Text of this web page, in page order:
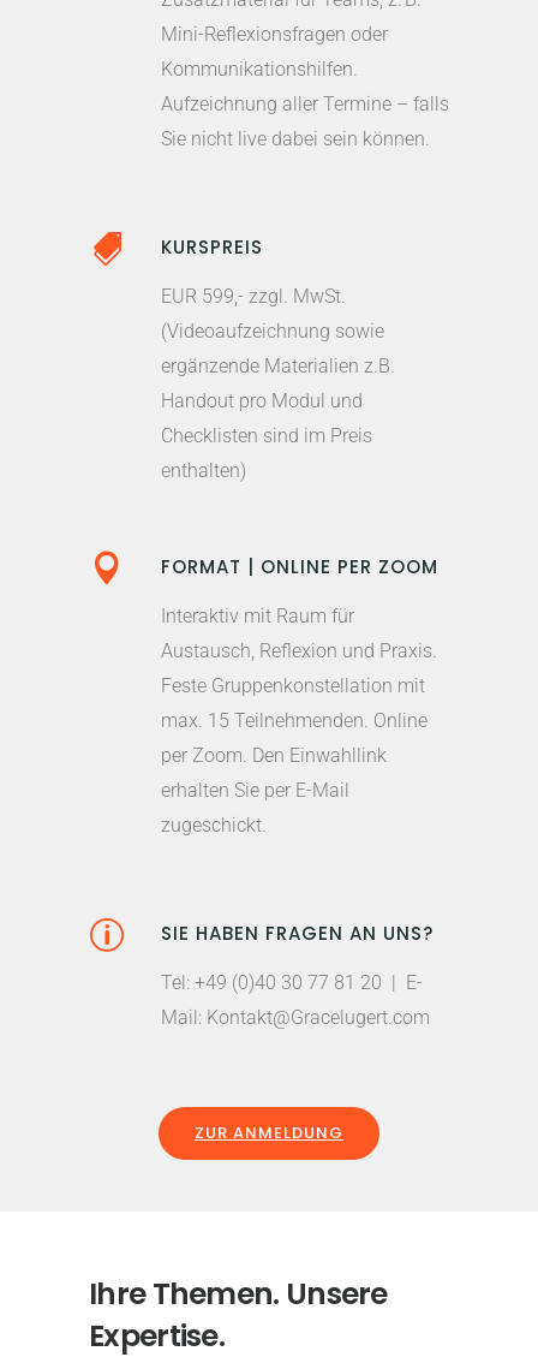
Mini-Reflexionsfragen oder
Kommunikationshilfen.
Aufzeichnung aller Termine – falls
Sie nicht live dabei sein können.
KURSPREIS
EUR 599,- zzgl. MwSt.
(Videoaufzeichnung sowie
ergänzende Materialien z.B.
Handout pro Modul und
Checklisten sind im Preis
enthalten)
FORMAT | ONLINE PER ZOOM
Interaktiv mit Raum für
Austausch, Reflexion und Praxis.
Feste Gruppenkonstellation mit
max. 15 Teilnehmenden. Online
per Zoom. Den Einwahllink
erhalten Sie per E-Mail
zugeschickt.
SIE HABEN FRAGEN AN UNS?
Tel: +49 (0)40 30 77 81 20 | E-
Mail: Kontakt@Gracelugert.com
ZUR ANMELDUNG
Ihre Themen. Unsere
Expertise.